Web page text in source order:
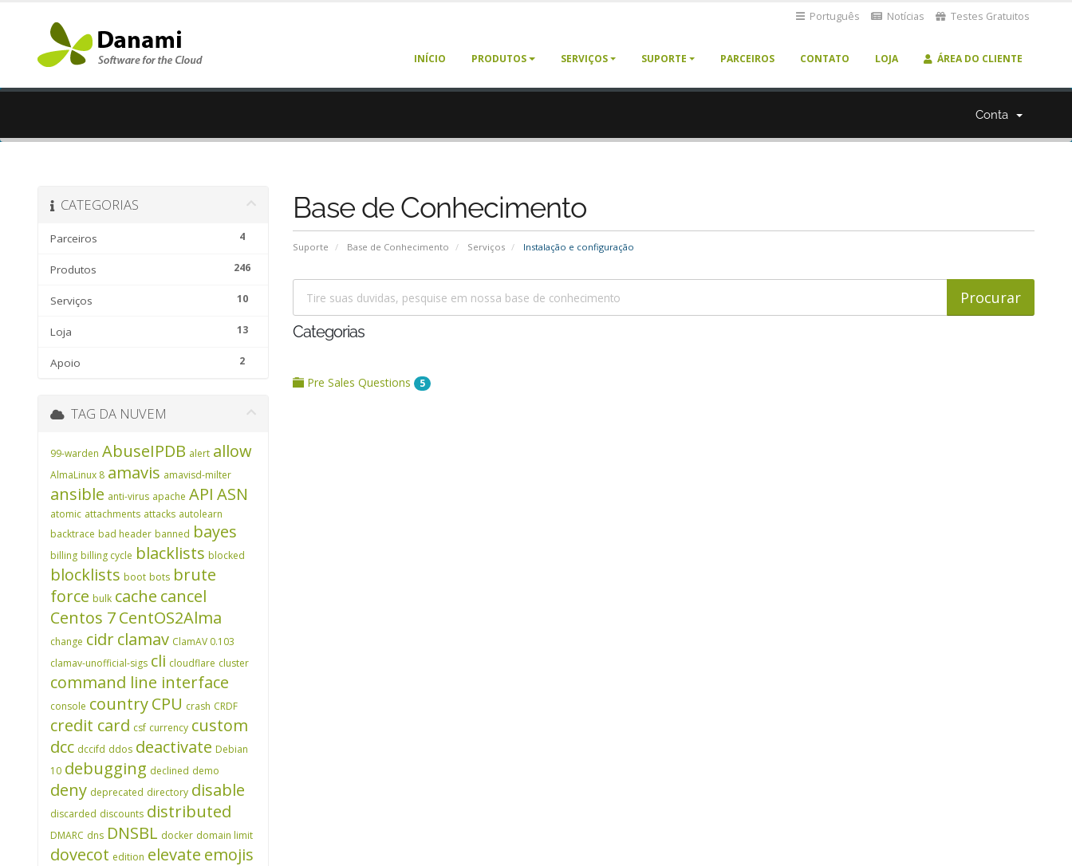
Português Notícias Testes Gratuitos
INÍCIO PRODUTOS SERVIÇOS SUPORTE PARCEIROS CONTATO LOJA ÁREA DO CLIENTE
Conta
Base de Conhecimento
Suporte Base de Conhecimento Serviços Instalação e configuração
CATEGORIAS
4
Parceiros
246
Produtos
10
Serviços
13
Loja
2
Apoio
Categorias
Pre Sales Questions 5
TAG DA NUVEM
99-warden AbuseIPDB alert allow
AlmaLinux 8 amavis amavisd-milter
ansible anti-virus apache API ASN
atomic attachments attacks autolearn
backtrace bad header banned bayes
billing billing cycle blacklists blocked
blocklists boot bots brute
force bulk cache cancel
Centos 7CentOS2Alma
change cidrclamav ClamAV 0.103
clamav-unofficial-sigs cli cloudflare cluster
command line interface
console countryCPU crash CRDF
credit card csf currency custom
dcc dccifd ddos deactivate Debian
10 debugging declined demo
deny deprecated directory disable
discarded discounts distributed
DMARC dns DNSBL docker domain limit
dovecot edition elevate emojis